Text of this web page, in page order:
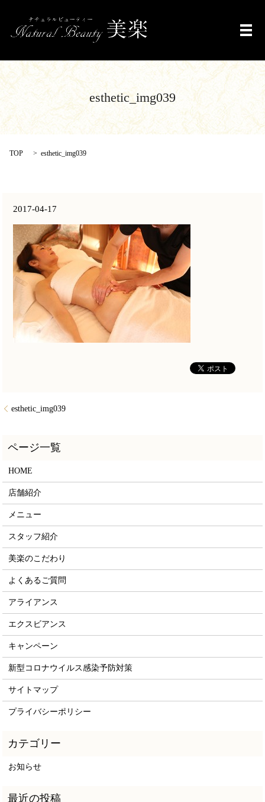
メ
esthetic_img039
TOP esthetic_img039
2017-04-17
esthetic_img039
HOME
店舗紹介
メニュー
スタッフ紹介
美楽のこだわり
よくあるご質問
アライアンス
エクスビアンス
キャンペーン
新型コロナウイルス感染予防対策
サイトマップ
プライバシーポリシー
お知らせ